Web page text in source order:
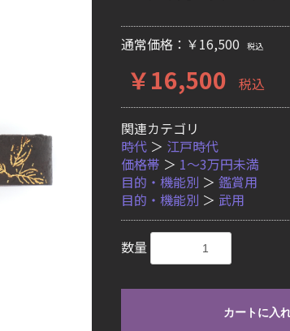
通常価格：￥16,500 税込
￥16,500 税込
関連カテゴリ
時代 ＞ 江戸時代
価格帯 ＞ 1〜3万円未満
目的・機能別 ＞ 鑑賞用
目的・機能別 ＞ 武用
数量
カートに入